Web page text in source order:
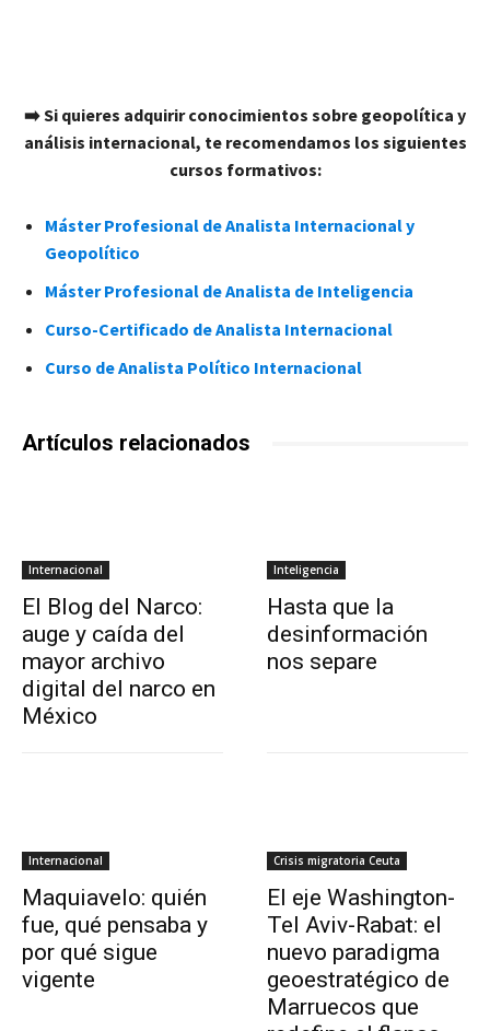
➡️ Si quieres adquirir conocimientos sobre geopolítica y
análisis internacional, te recomendamos los siguientes
cursos formativos:
Máster Profesional de Analista Internacional y
Geopolítico
Máster Profesional de Analista de Inteligencia
Curso-Certificado de Analista Internacional
Curso de Analista Político Internacional
Artículos relacionados
Internacional
El Blog del Narco:
auge y caída del
mayor archivo
digital del narco en
México
Inteligencia
Hasta que la
desinformación
nos separe
Internacional
Maquiavelo: quién
fue, qué pensaba y
por qué sigue
vigente
Crisis migratoria Ceuta
El eje Washington-
Tel Aviv-Rabat: el
nuevo paradigma
geoestratégico de
Marruecos que